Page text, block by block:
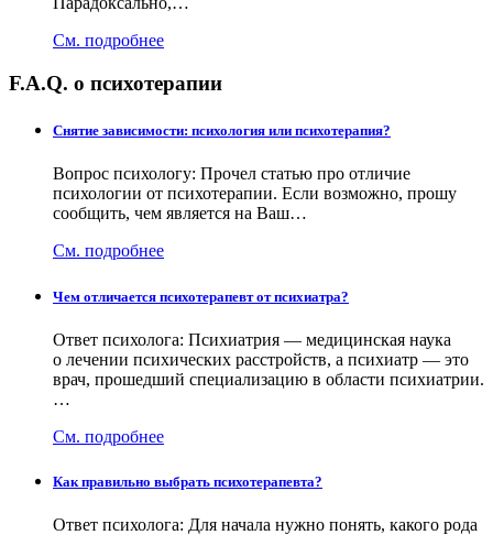
См. подробнее
F.A.Q. о психотерапии
Снятие зависимости: психология или психотерапия?
Вопрос психологу: Прочел статью про отличие
психологии от психотерапии. Если возможно, прошу
сообщить, чем является на Ваш…
См. подробнее
Чем отличается психотерапевт от психиатра?
Ответ психолога: Психиатрия — медицинская наука
о лечении психических расстройств, а психиатр — это
врач, прошедший специализацию в области психиатрии.
…
См. подробнее
Как правильно выбрать психотерапевта?
Ответ психолога: Для начала нужно понять, какого рода